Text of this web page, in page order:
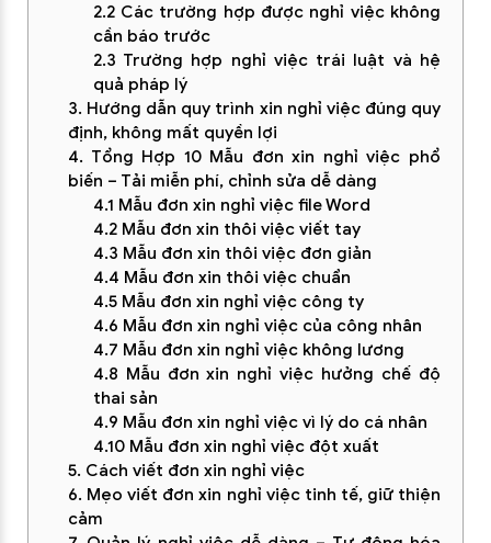
2.2 Các trường hợp được nghỉ việc không
cần báo trước
2.3 Trường hợp nghỉ việc trái luật và hệ
quả pháp lý
3. Hướng dẫn quy trình xin nghỉ việc đúng quy
định, không mất quyền lợi
4. Tổng Hợp 10 Mẫu đơn xin nghỉ việc phổ
biến – Tải miễn phí, chỉnh sửa dễ dàng
4.1 Mẫu đơn xin nghỉ việc file Word
4.2 Mẫu đơn xin thôi việc viết tay
4.3 Mẫu đơn xin thôi việc đơn giản
4.4 Mẫu đơn xin thôi việc chuẩn
4.5 Mẫu đơn xin nghỉ việc công ty
4.6 Mẫu đơn xin nghỉ việc của công nhân
4.7 Mẫu đơn xin nghỉ việc không lương
4.8 Mẫu đơn xin nghỉ việc hưởng chế độ
thai sản
4.9 Mẫu đơn xin nghỉ việc vì lý do cá nhân
4.10 Mẫu đơn xin nghỉ việc đột xuất
5. Cách viết đơn xin nghỉ việc
6. Mẹo viết đơn xin nghỉ việc tinh tế, giữ thiện
cảm